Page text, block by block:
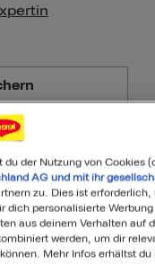
der Nutzung von Cookies
AG und mit ihr
zu. Dies ist erforderlich,
dich personalisierte
aus deinem Verhalten auf
werden, um dir
Mehr Infos erhältst du